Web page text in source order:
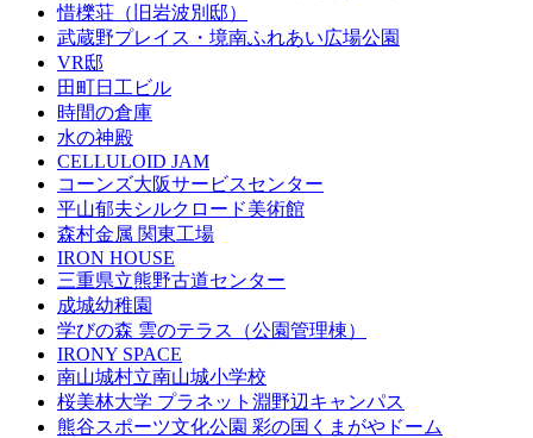
惜櫟荘（旧岩波別邸）
武蔵野プレイス・境南ふれあい広場公園
VR邸
田町日工ビル
時間の倉庫
水の神殿
CELLULOID JAM
コーンズ大阪サービスセンター
平山郁夫シルクロード美術館
森村金属 関東工場
IRON HOUSE
三重県立熊野古道センター
成城幼稚園
学びの森 雲のテラス（公園管理棟）
IRONY SPACE
南山城村立南山城小学校
桜美林大学 プラネット淵野辺キャンパス
熊谷スポーツ文化公園 彩の国くまがやドーム